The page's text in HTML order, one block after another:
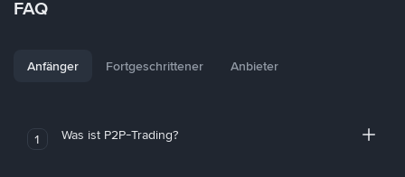
FAQ
Anfänger Fortgeschrittener Anbieter
1 Was ist P2P-Trading?